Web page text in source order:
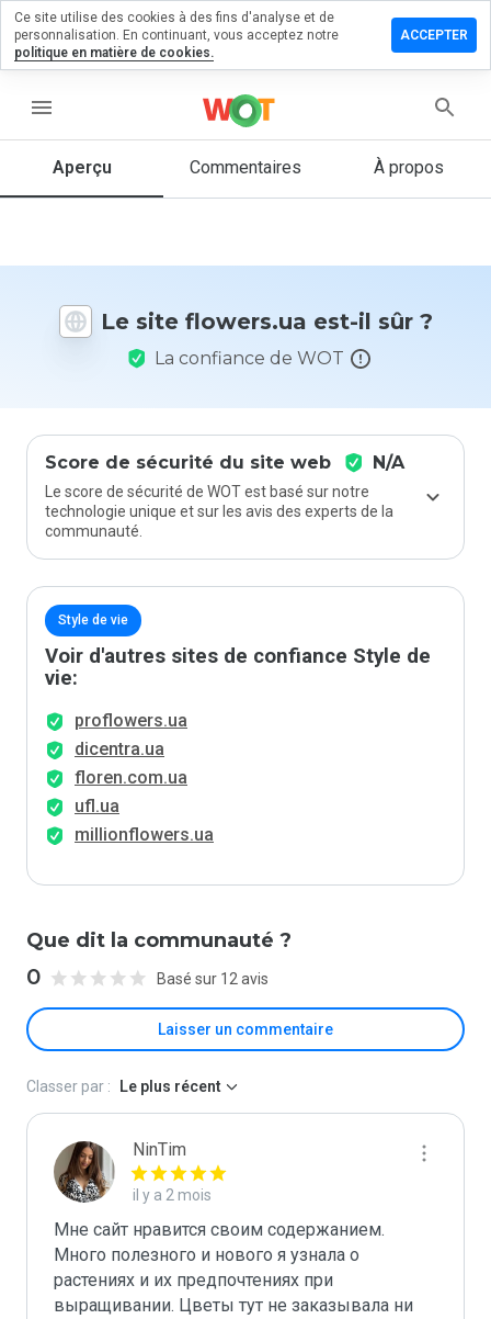
menu
Aperçu Commentaires À propos
Le site flowers.ua est-il sûr ?
La confiance de WOT
Score de sécurité du site web N/A
Le score de sécurité de WOT est basé sur notre
technologie unique et sur les avis des experts de la
communauté.
Style de vie
Voir d'autres sites de confiance Style de
vie:
proflowers.ua
dicentra.ua
floren.com.ua
ufl.ua
millionflowers.ua
Que dit la communauté ?
0 Basé sur 12 avis
Laisser un commentaire
un
1 et 5
vous à ce
Classer par : Le plus récent
NinTim
il y a 2 mois
Мне сайт нравится своим содержанием.
Много полезного и нового я узнала о
растениях и их предпочтениях при
выращивании. Цветы тут не заказывала ни
Ce site utilise des cookies à des fins d'analyse et de
personnalisation. En continuant, vous acceptez notre
politique en matière de cookies.
ACCEPTER